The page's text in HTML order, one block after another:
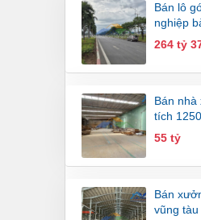
bán lô góc 3 mặt tiền đất khu công
nghiệp
264 tỷ
bán nhà xưởng tại xuân lộc đồng nai diện
tích
55 tỷ
bán xưởng 29.000m2 trong kcn bà rịa -
vũng